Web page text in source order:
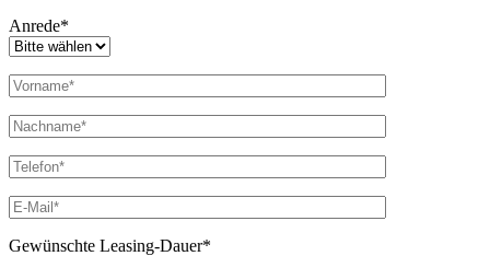
Anrede*
Gewünschte Leasing-Dauer*